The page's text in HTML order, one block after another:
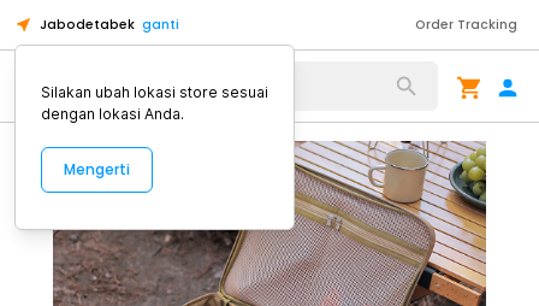
Jabodetabek ganti Order Tracking
Alat Kopi
Silakan ubah lokasi store sesuai
dengan lokasi Anda.
Mengerti